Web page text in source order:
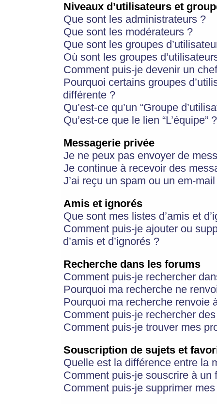
Niveaux d’utilisateurs et
Que sont les administrateurs ?
Que sont les modérateurs ?
Que sont les groupes
Où sont les groupes
Comment puis-je devenir un
Pourquoi certains groupes
différente ?
Qu’est-ce qu’un “Groupe
Qu’est-ce que le lien “L’équipe” ?
Messagerie privée
Je ne peux pas envoyer de
Je continue à recevoir des
J’ai reçu un spam ou un em-
Amis et ignorés
Que sont mes listes d’amis et
Comment puis-je ajouter ou
d’amis et d’ignorés ?
Recherche dans les forums
Comment puis-je rechercher
Pourquoi ma recherche ne
Pourquoi ma recherche renvoie
Comment puis-je rechercher
Comment puis-je trouver mes
Souscription de sujets et
Quelle est la différence entre la
Comment puis-je souscrire à
Comment puis-je supprimer